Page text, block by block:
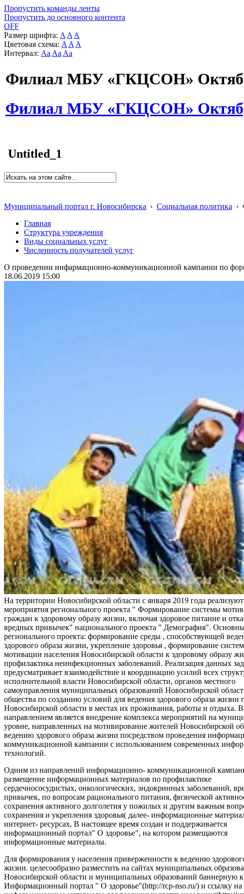
Пропустить команды ленты
Пропустить до основного контента
OFF
Размер шрифта: A A A
Цветовая схема: A A A
Интервал: Aa Aa Aa
Филиал МБУ «ГКЦСОН»
Филиал МБУ «ГКЦСОН»
Untitled_1
Муниципальный портал г. Новосибирска › Социальная политика ›
Главная
Структура учреждения
Виды социальных услуг
Численность получателей услуг
О проведении инфармационно-коммуникационной кампании по
18.06.2019 15:00
На территории Новосибирской области с января 2019 года
мероприятия регионального проекта " Формирование системы
граждан к здоровому образу жизни, включая здоровое питание и
вредных привычек" национального проекта " Демография".
регионального проекта: формирование среды , способствующей
здорового образа жизни, укрепление здоровья , формирование
мотивации населения Новосибирской области к здоровому образу
профилактика неинфекционных заболеваний. Реализация данных
предусматривает взаимодействие и координацию усилий всех
исполнительной власти Новосибирской области, органов местного
самоуправления муниципальных образований Новосибирской
общества по созданию условий для ведения здорового образа жизни
Новосибирской области в местах их проживания, работы и отдыха.
направлением является внедрение комплекса мероприятий на
уровне, направленных на мотивирование жителей Новосибирской
ведению здорового образа жизни посредством проведения
коммуникационной кампании с использованием современных
технологий.
Одним из направлений информационно- коммуникационной
размещение информационных материалов по профилактике
сердечнососудистых, онкологических, эндокринных заболеваний,
привычек, по вопросам рационального питания, физической
сохранения активного долголетия у пожилых и другим важным
сохранения и укрепления здоровья( далее- информационные
интернет- ресурсах, В настоящее время создан и поддерживается
информационный портал" О здоровье", на котором размещаются
информационные материалы.
Для формирования у населения приверженности к ведению
жизни. целесообразно разместить на сайтах муниципальных
Новосибирской области и муниципальных образований баннерную
Информационный портал " О здоровье"(http://rcp-nso.ru/) и ссылку на